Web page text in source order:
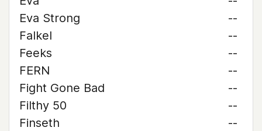
Eva Strong
--
Falkel
--
Feeks
--
FERN
--
Fight Gone Bad
--
Filthy 50
--
Finseth
--